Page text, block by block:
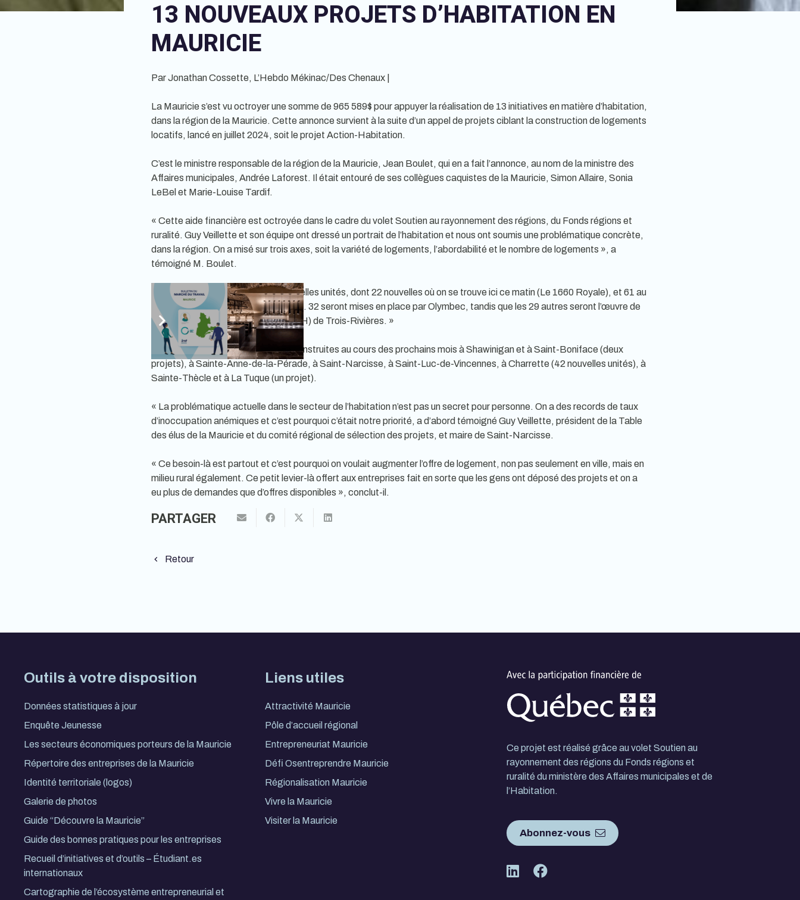
13 NOUVEAUX PROJETS D’HABITATION EN
MAURICIE
Par Jonathan Cossette, L’Hebdo Mékinac/Des Chenaux |
La Mauricie s’est vu octroyer une somme de 965 589$ pour appuyer la réalisation de 13 initiatives en matière d’habitation,
dans la région de la Mauricie. Cette annonce survient à la suite d’un appel de projets ciblant la construction de logements
locatifs, lancé en juillet 2024, soit le projet Action-Habitation.
C’est le ministre responsable de la région de la Mauricie, Jean Boulet, qui en a fait l’annonce, au nom de la ministre des
Affaires municipales, Andrée Laforest. Il était entouré de ses collègues caquistes de la Mauricie, Simon Allaire, Sonia
LeBel et Marie-Louise Tardif.
« Cette aide financière est octroyée dans le cadre du volet Soutien au rayonnement des régions, du Fonds régions et
ruralité. Guy Veillette et son équipe ont dressé un portrait de l’habitation et nous ont soumis une problématique concrète,
dans la région. On a misé sur trois axes, soit la variété de logements, l’abordabilité et le nombre de logements », a
témoigné M. Boulet.
« On parle quand même de 200 nouvelles unités, dont 22 nouvelles où on se trouve ici ce matin (Le 1660 Royale), et 61 au
total au centre-ville de Trois-Rivières. 32 seront mises en place par Olymbec, tandis que les 29 autres seront l’œuvre de
l’Office municipal de l’habitation (OMH) de Trois-Rivières. »
Les autres unités locatives seront construites au cours des prochains mois à Shawinigan et à Saint-Boniface (deux
projets), à Sainte-Anne-de-la-Pérade, à Saint-Narcisse, à Saint-Luc-de-Vincennes, à Charrette (42 nouvelles unités), à
Sainte-Thècle et à La Tuque (un projet).
« La problématique actuelle dans le secteur de l’habitation n’est pas un secret pour personne. On a des records de taux
d’inoccupation anémiques et c’est pourquoi c’était notre priorité, a d’abord témoigné Guy Veillette, président de la Table
des élus de la Mauricie et du comité régional de sélection des projets, et maire de Saint-Narcisse.
« Ce besoin-là est partout et c’est pourquoi on voulait augmenter l’offre de logement, non pas seulement en ville, mais en
milieu rural également. Ce petit levier-là offert aux entreprises fait en sorte que les gens ont déposé des projets et on a
eu plus de demandes que d’offres disponibles », conclut-il.
PARTAGER
keyboard_arrow_left Retour
Outils à votre disposition
Données statistiques à jour
Enquête Jeunesse
Les secteurs économiques porteurs de la Mauricie
Répertoire des entreprises de la Mauricie
Identité territoriale (logos)
Galerie de photos
Guide “Découvre la Mauricie”
Guide des bonnes pratiques pour les entreprises
Recueil d’initiatives et d’outils – Étudiant.es
internationaux
Cartographie de l’écosystème entrepreneurial et
Liens utiles
Attractivité Mauricie
Pôle d’accueil régional
Entrepreneuriat Mauricie
Défi Osentreprendre Mauricie
Régionalisation Mauricie
Vivre la Mauricie
Visiter la Mauricie
Ce projet est réalisé grâce au volet Soutien au
rayonnement des régions du Fonds régions et
ruralité du ministère des Affaires municipales et de
l’Habitation.
Abonnez-vous